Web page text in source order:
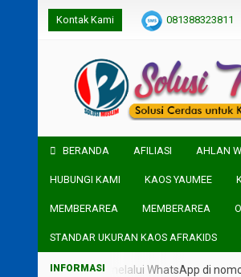
Kontak Kami 081388323811
BERANDA AFILIASI AHLAN
HUBUNGI KAMI KAOS YAUMEE
MEMBERAREA MEMBERAREA
STANDAR UKURAN KAOS AFRAKIDS
admin kami melalui WhatsApp di nomor